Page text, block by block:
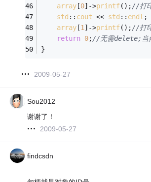
array [0]->printf();//打
std :: cout << std :: endl ;
array [1]->printf();//打
return 0;//无需delete;当然
}
2009-05-27
Sou2012
谢谢了！
2009-05-27
findcsdn